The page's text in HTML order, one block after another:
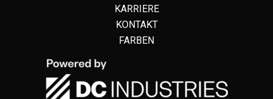
KARRIERE
KONTAKT
FARBEN